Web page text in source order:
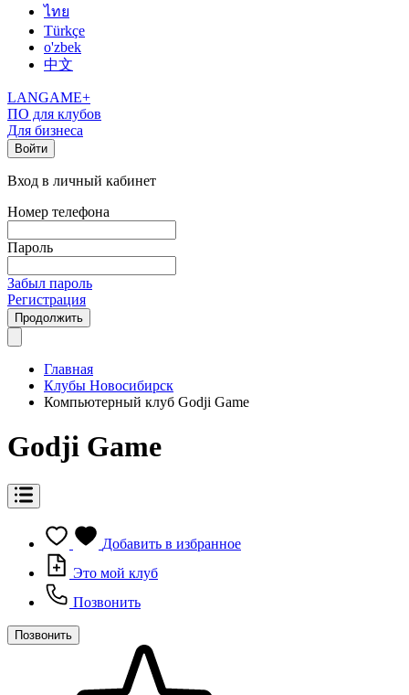
ไทย
Türkçe
o'zbek
中文
LANGAME+
ПО для клубов
Для бизнеса
Войти
Вход в личный кабинет
Номер телефона
Пароль
Забыл пароль
Регистрация
Продолжить
Главная
Клубы Новосибирск
Компьютерный клуб Godji Game
Godji Game
Добавить в избранное
Это мой клуб
Позвонить
Позвонить